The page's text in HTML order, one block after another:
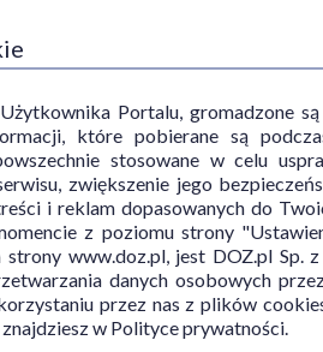
łagodzi podrażnienia.
i wygładza skórę.
się w pielęgnacji delikatnej skóry
i regeneruje.
ochronny płaszcz lipidowy. Poprawia
przeznaskórkową utratę wody.
niedoboru witaminy D w skórze
Portalu, gromadzone
które pobierane są
stosowane w celu
zwiększenie jego
i reklam dopasowanych do
z poziomu strony
www.doz.pl, jest DOZ.pl
danych osobowych
przez nas z plików
w Polityce prywatności.